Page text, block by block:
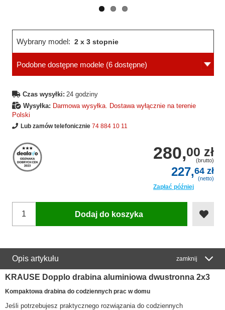
Wybrany model: 2 x 3 stopnie
Podobne dostępne modele (6 dostępne)
Czas wysyłki: 24 godziny
Wysyłka: Darmowa wysyłka. Dostawa wyłącznie na terenie
Polski
Lub zamów telefonicznie 74 884 10 11
280,00 zł
(brutto)
227,64 zł
(netto)
Zapłać później
Dodaj do koszyka
Opis artykułu zamknij
KRAUSE Dopplo drabina aluminiowa dwustronna 2x3
Kompaktowa drabina do codziennych prac w domu
Jeśli potrzebujesz praktycznego rozwiązania do codziennych